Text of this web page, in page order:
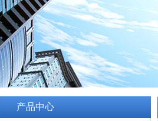
产品中心